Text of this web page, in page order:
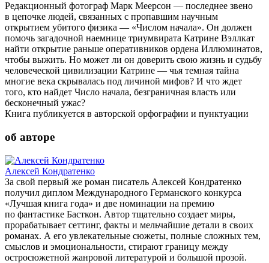
Редакционный фотограф Марк Меерсон — последнее звено
в цепочке людей, связанных с пропавшим научным
открытием убитого физика — «Числом начала». Он должен
помочь загадочной наемнице триумвирата Катрине Вэллкат
найти открытие раньше оперативников ордена Иллюминатов,
чтобы выжить. Но может ли он доверить свою жизнь и судьбу
человеческой цивилизации Катрине — чья темная тайна
многие века скрывалась под личиной мифов? И что ждет
того, кто найдет Число начала, безграничная власть или
бесконечный ужас?
Книга публикуется в авторской орфографии и пунктуации
об авторе
Алексей Кондратенко
За свой первый же роман писатель Алексей Кондратенко
получил диплом Международного Германского конкурса
«Лучшая книга года» и две номинации на премию
по фантастике Басткон. Автор тщательно создает миры,
прорабатывает сеттинг, факты и мельчайшие детали в своих
романах. А его увлекательные сюжеты, полные сложных тем,
смыслов и эмоциональности, стирают границу между
остросюжетной жанровой литературой и большой прозой.